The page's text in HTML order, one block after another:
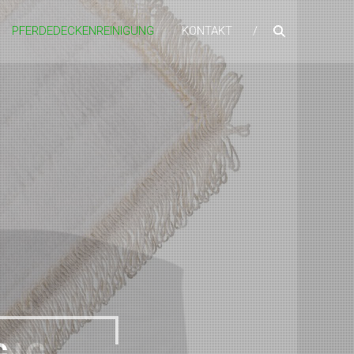
PFERDEDECKENREINIGUNG KONTAKT